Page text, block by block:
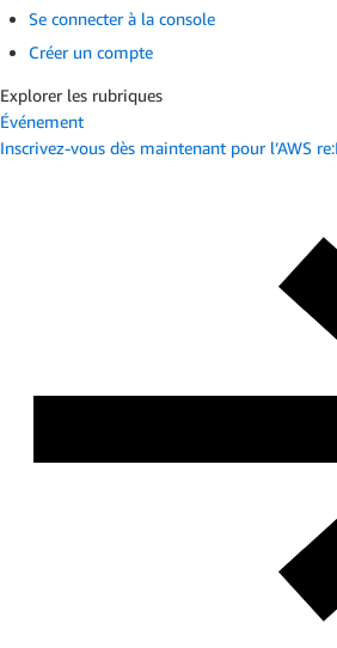
Se connecter à la console
Créer un compte
Explorer les rubriques
Événement
Inscrivez-vous dès maintenant pour l’AWS